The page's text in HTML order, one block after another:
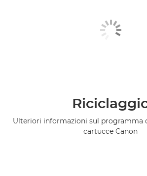
Ulteriori informazioni sul programma
cartucce Canon